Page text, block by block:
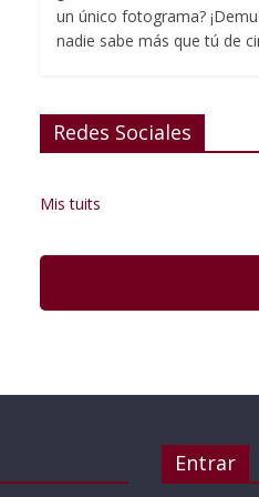
un único fotograma?
nadie sabe más que tú de
Redes Sociales
Mis tuits
Entrar